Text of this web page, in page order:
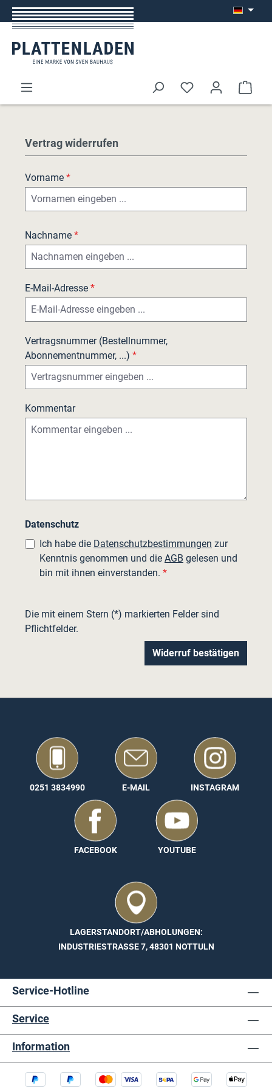
Zum Hauptinhalt springen
Vertrag widerrufen
Vorname *
Nachname *
E-Mail-Adresse *
Vertragsnummer (Bestellnummer,
Abonnementnummer, ...) *
Kommentar
Datenschutz
Ich habe die Datenschutzbestimmungen zur
Kenntnis genommen und die AGB gelesen und
bin mit ihnen einverstanden. *
Die mit einem Stern (*) markierten Felder sind
Pflichtfelder.
Widerruf bestätigen
0251 3834990 E-MAIL INSTAGRAM
FACEBOOK YOUTUBE
LAGERSTANDORT/ABHOLUNGEN:
INDUSTRIESTRASSE 7, 48301 NOTTULN
Service-Hotline
Service
Information